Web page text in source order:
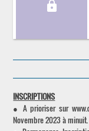
lock
INSCRIPTIONS
● A prioriser sur
Novembre 2023 à minuit.